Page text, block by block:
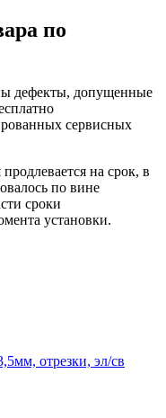
по
дефекты, допущенные
сервисных
на срок, в
по вине
сроки
установки.
отрезки, эл/св